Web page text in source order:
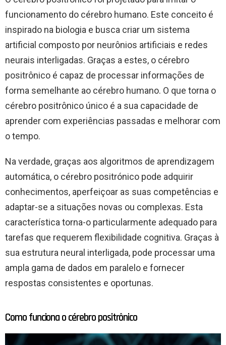
funcionamento do cérebro humano. Este conceito é
inspirado na biologia e busca criar um sistema
artificial composto por neurônios artificiais e redes
neurais interligadas. Graças a estes, o cérebro
positrônico é capaz de processar informações de
forma semelhante ao cérebro humano. O que torna o
cérebro positrônico único é a sua capacidade de
aprender com experiências passadas e melhorar com
o tempo.
Na verdade, graças aos algoritmos de aprendizagem
automática, o cérebro positrónico pode adquirir
conhecimentos, aperfeiçoar as suas competências e
adaptar-se a situações novas ou complexas. Esta
característica torna-o particularmente adequado para
tarefas que requerem flexibilidade cognitiva. Graças à
sua estrutura neural interligada, pode processar uma
ampla gama de dados em paralelo e fornecer
respostas consistentes e oportunas.
Como funciona o cérebro positrônico